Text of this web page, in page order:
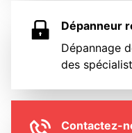
Dépanneur
Dépannage
des
Contactez-